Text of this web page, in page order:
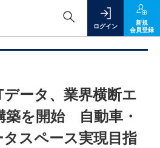
ログイン
新規
会員登録
ータ、業界横断エ
築を開始 自動車・
スペース実現目指